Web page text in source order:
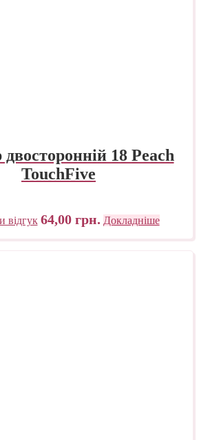
18 Peach
TouchFive
відгук 64,00 грн. Докладніше